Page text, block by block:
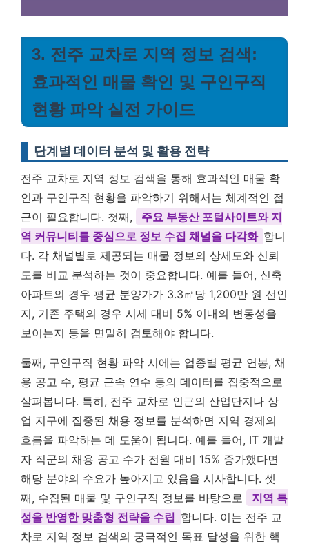
3. 전주 교차로 지역 정보 검색:
효과적인 매물 확인 및 구인구직
현황 파악 실전 가이드
단계별 데이터 분석 및 활용 전략
전주 교차로 지역 정보 검색을 통해 효과적인 매물 확
인과 구인구직 현황을 파악하기 위해서는 체계적인 접
근이 필요합니다. 첫째,
주요 부동산 포털사이트와 지
역 커뮤니티를 중심으로 정보 수집 채널을 다각화 합니
다. 각 채널별로 제공되는 매물 정보의 상세도와 신뢰
도를 비교 분석하는 것이 중요합니다. 예를 들어, 신축
아파트의 경우 평균 분양가가 3.3㎡당 1,200만 원 선인
지, 기존 주택의 경우 시세 대비 5% 이내의 변동성을
보이는지 등을 면밀히 검토해야 합니다.
둘째, 구인구직 현황 파악 시에는 업종별 평균 연봉, 채
용 공고 수, 평균 근속 연수 등의 데이터를 집중적으로
살펴봅니다. 특히, 전주 교차로 인근의 산업단지나 상
업 지구에 집중된 채용 정보를 분석하면 지역 경제의
흐름을 파악하는 데 도움이 됩니다. 예를 들어, IT 개발
자 직군의 채용 공고 수가 전월 대비 15% 증가했다면
해당 분야의 수요가 높아지고 있음을 시사합니다. 셋
째, 수집된 매물 및 구인구직 정보를 바탕으로
지역 특
성을 반영한 맞춤형 전략을 수립 합니다. 이는 전주 교
차로 지역 정보 검색의 궁극적인 목표 달성을 위한 핵